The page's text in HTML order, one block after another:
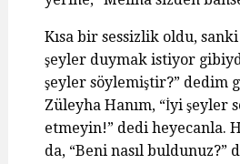
Kısa bir sessizlik oldu,
şeyler duymak istiyor
şeyler söylemiştir?” dedim
Züleyha Hanım, “İyi şeyler
etmeyin!” dedi heyecanla.
da, “Beni nasıl buldunuz?”